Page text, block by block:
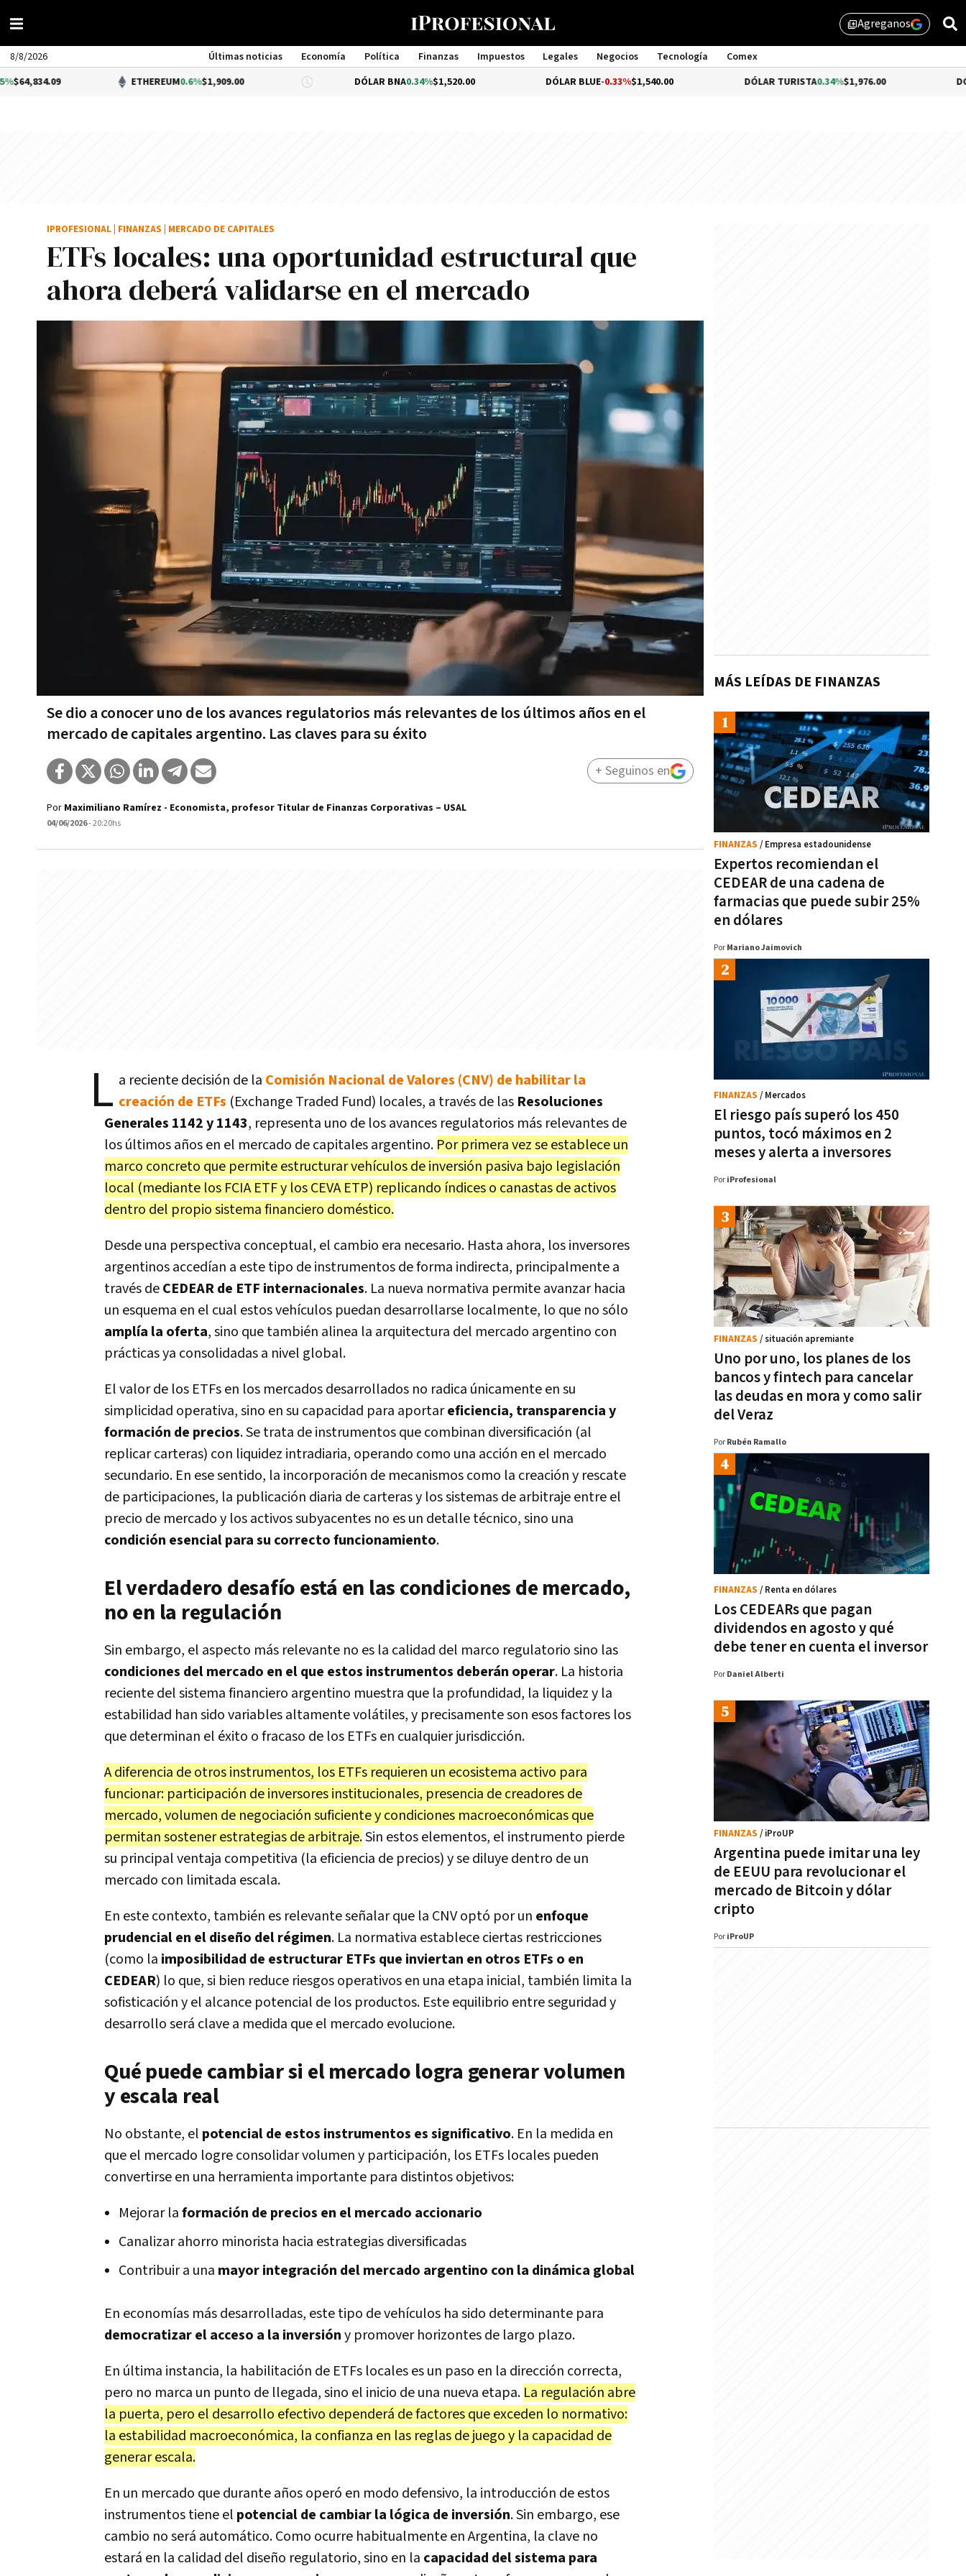
library_addAgreganos
8/8/2026 Últimas noticias Economía Política Finanzas Impuestos Legales Negocios Tecnología
Comex
Management
ETHEREUM 0.6%$1,909.00 DÓLAR BNA0.34%$1,520.00 DÓLAR BLUE-0.33%$1,540.00 DÓLAR TURISTA0.34%$1,976.00 DÓLAR MEP-
ETFs locales: una oportunidad estructural que
ahora deberá validarse en el mercado
Se dio a conocer uno de los avances regulatorios más relevantes de los últimos años en el
mercado de capitales argentino. Las claves para su éxito
IPROFESIONAL FINANZAS MERCADO DE CAPITALES
Por Maximiliano Ramírez - Economista, profesor Titular de Finanzas Corporativas – USAL
04/06/2026- 20:20hs
+ Seguinos en
L a reciente decisión de la Comisión Nacional de Valores (CNV) de habilitar la
creación de ETFs (Exchange Traded Fund) locales, a través de las Resoluciones
Generales 1142 y 1143, representa uno de los avances regulatorios más relevantes de
los últimos años en el mercado de capitales argentino. Por primera vez se establece un
marco concreto que permite estructurar vehículos de inversión pasiva bajo legislación
local (mediante los FCIA ETF y los CEVA ETP) replicando índices o canastas de activos
dentro del propio sistema financiero doméstico.
Desde una perspectiva conceptual, el cambio era necesario. Hasta ahora, los inversores
argentinos accedían a este tipo de instrumentos de forma indirecta, principalmente a
través deCEDEAR de ETF internacionales. La nueva normativa permite avanzar hacia
un esquema en el cual estos vehículos puedan desarrollarse localmente, lo que no sólo
amplía la oferta, sino que también alinea la arquitectura del mercado argentino con
prácticas ya consolidadas a nivel global.
El valor de los ETFs en los mercados desarrollados no radica únicamente en su
simplicidad operativa, sino en su capacidad para aportareficiencia, transparencia y
formación de precios. Se trata de instrumentos que combinan diversificación (al
replicar carteras) con liquidez intradiaria, operando como una acción en el mercado
secundario. En ese sentido, la incorporación de mecanismos como la creación y rescate
de participaciones, la publicación diaria de carteras y los sistemas de arbitraje entre el
precio de mercado y los activos subyacentes no es un detalle técnico, sino una
condición esencial para su correcto funcionamiento.
El verdadero desafío está en las condiciones de mercado,
no en la regulación
Sin embargo, el aspecto más relevante no es la calidad del marco regulatorio sino las
condiciones del mercado en el que estos instrumentos deberán operar. La historia
reciente del sistema financiero argentino muestra que la profundidad, la liquidez y la
estabilidad han sido variables altamente volátiles, y precisamente son esos factores los
que determinan el éxito o fracaso de los ETFs en cualquier jurisdicción.
A diferencia de otros instrumentos, los ETFs requieren un ecosistema activo para
funcionar: participación de inversores institucionales, presencia de creadores de
mercado, volumen de negociación suficiente y condiciones macroeconómicas que
permitan sostener estrategias de arbitraje.Sin estos elementos, el instrumento pierde
su principal ventaja competitiva (la eficiencia de precios) y se diluye dentro de un
mercado con limitada escala.
En este contexto, también es relevante señalar que la CNV optó por un enfoque
prudencial en el diseño del régimen. La normativa establece ciertas restricciones
(como la imposibilidad de estructurar ETFs que inviertan en otros ETFs o en
CEDEAR) lo que, si bien reduce riesgos operativos en una etapa inicial, también limita la
sofisticación y el alcance potencial de los productos. Este equilibrio entre seguridad y
desarrollo será clave a medida que el mercado evolucione.
Qué puede cambiar si el mercado logra generar volumen
y escala real
No obstante, el potencial de estos instrumentos es significativo. En la medida en
que el mercado logre consolidar volumen y participación, los ETFs locales pueden
convertirse en una herramienta importante para distintos objetivos:
Mejorar laformación de precios en el mercado accionario
Canalizar ahorro minorista hacia estrategias diversificadas
Contribuir a una mayor integración del mercado argentino con la dinámica global
En economías más desarrolladas, este tipo de vehículos ha sido determinante para
democratizar el acceso a la inversióny promover horizontes de largo plazo.
En última instancia, la habilitación de ETFs locales es un paso en la dirección correcta,
pero no marca un punto de llegada, sino el inicio de una nueva etapa. La regulación abre
la puerta, pero el desarrollo efectivo dependerá de factores que exceden lo normativo:
la estabilidad macroeconómica, la confianza en las reglas de juego y la capacidad de
generar escala.
En un mercado que durante años operó en modo defensivo, la introducción de estos
instrumentos tiene el potencial de cambiar la lógica de inversión. Sin embargo, ese
cambio no será automático. Como ocurre habitualmente en Argentina, la clave no
estará en la calidad del diseño regulatorio, sino en la capacidad del sistema para
MÁS LEÍDAS DE FINANZAS
Expertos recomiendan el
CEDEAR de una cadena de
farmacias que puede subir 25%
en dólares
FINANZAS / Empresa estadounidense
Por Mariano Jaimovich
El riesgo país superó los 450
puntos, tocó máximos en 2
meses y alerta a inversores
FINANZAS / Mercados
Por iProfesional
Uno por uno, los planes de los
bancos y fintech para cancelar
las deudas en mora y como salir
del Veraz
FINANZAS / situación apremiante
Por Rubén Ramallo
Los CEDEARs que pagan
dividendos en agosto y qué
debe tener en cuenta el inversor
FINANZAS / Renta en dólares
Por Daniel Alberti
Argentina puede imitar una ley
de EEUU para revolucionar el
mercado de Bitcoin y dólar
cripto
FINANZAS / iProUP
Por iProUP